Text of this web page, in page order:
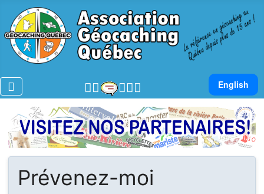
Sélectionnez
English
Prévenez-moi